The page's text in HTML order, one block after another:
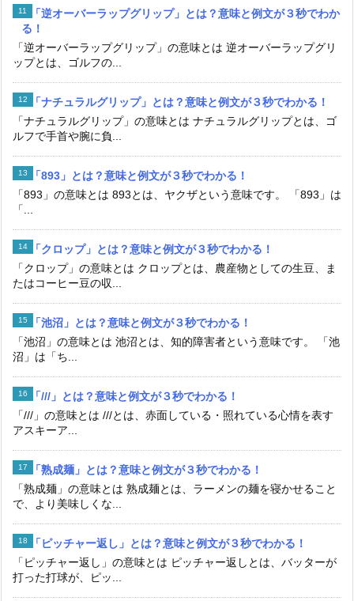
「逆オーバーラップグリップ」とは？意味と例文が３秒でわか
る！
「逆オーバーラップグリップ」の意味とは 逆オーバーラップグリ
ップとは、ゴルフの...
「ナチュラルグリップ」とは？意味と例文が３秒でわかる！
「ナチュラルグリップ」の意味とは ナチュラルグリップとは、ゴ
ルフで手首や腕に負...
「893」とは？意味と例文が３秒でわかる！
「893」の意味とは 893とは、ヤクザという意味です。 「893」は
「...
「クロップ」とは？意味と例文が３秒でわかる！
「クロップ」の意味とは クロップとは、農産物としての生豆、ま
たはコーヒー豆の収...
「池沼」とは？意味と例文が３秒でわかる！
「池沼」の意味とは 池沼とは、知的障害者という意味です。 「池
沼」は「ち...
「///」とは？意味と例文が３秒でわかる！
「///」の意味とは ///とは、赤面している・照れている心情を表す
アスキーア...
「熟成麺」とは？意味と例文が３秒でわかる！
「熟成麺」の意味とは 熟成麺とは、ラーメンの麺を寝かせること
で、より美味しくな...
「ピッチャー返し」とは？意味と例文が３秒でわかる！
「ピッチャー返し」の意味とは ピッチャー返しとは、バッターが
打った打球が、ピッ...